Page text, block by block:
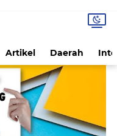
Artikel Daerah